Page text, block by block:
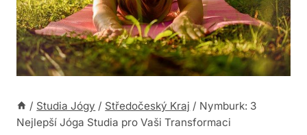
/ Studia Jógy / Středočeský Kraj / Nymburk: 3
Nejlepší Jóga Studia pro Vaši Transformaci